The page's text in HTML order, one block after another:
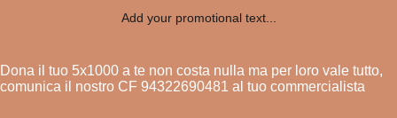
Add your promotional text...
Dona il tuo 5x1000 a te non costa nulla ma per loro vale tutto,
comunica il nostro CF 94322690481 al tuo commercialista